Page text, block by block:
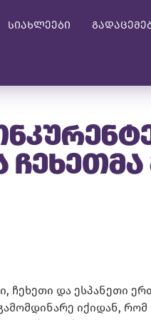
სიახლეები
ჩეხეთი და ესპანეთი
იქიდან,